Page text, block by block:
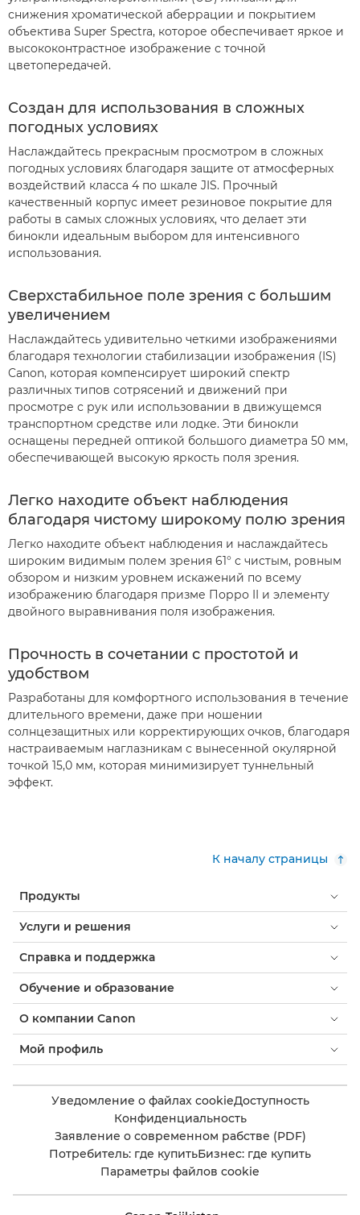
снижения хроматической аберрации и покрытием
объектива Super Spectra, которое обеспечивает яркое и
высококонтрастное изображение с точной
цветопередачей.
Создан для использования в сложных
погодных условиях
Наслаждайтесь прекрасным просмотром в сложных
погодных условиях благодаря защите от атмосферных
воздействий класса 4 по шкале JIS. Прочный
качественный корпус имеет резиновое покрытие для
работы в самых сложных условиях, что делает эти
бинокли идеальным выбором для интенсивного
использования.
Сверхстабильное поле зрения с большим
увеличением
Наслаждайтесь удивительно четкими изображениями
благодаря технологии стабилизации изображения (IS)
Canon, которая компенсирует широкий спектр
различных типов сотрясений и движений при
просмотре с рук или использовании в движущемся
транспортном средстве или лодке. Эти бинокли
оснащены передней оптикой большого диаметра 50 мм,
обеспечивающей высокую яркость поля зрения.
Легко находите объект наблюдения
благодаря чистому широкому полю зрения
Легко находите объект наблюдения и наслаждайтесь
широким видимым полем зрения 61° с чистым, ровным
обзором и низким уровнем искажений по всему
изображению благодаря призме Порро II и элементу
двойного выравнивания поля изображения.
Прочность в сочетании с простотой и
удобством
Разработаны для комфортного использования в течение
длительного времени, даже при ношении
солнцезащитных или корректирующих очков, благодаря
настраиваемым наглазникам с вынесенной окулярной
точкой 15,0 мм, которая минимизирует туннельный
эффект.
К началу страницы
Продукты
Услуги и решения
Справка и поддержка
Обучение и образование
О компании Canon
Мой профиль
Уведомление о файлах cookieДоступность
Конфиденциальность
Заявление о современном рабстве (PDF)
Потребитель: где купитьБизнес: где купить
Параметры файлов cookie